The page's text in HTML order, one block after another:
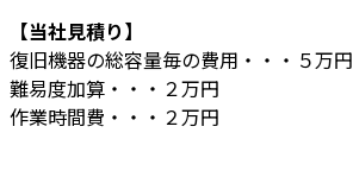
【当社見積り】
復旧機器の総容量毎の費用・・・５万円
難易度加算・・・２万円
作業時間費・・・２万円